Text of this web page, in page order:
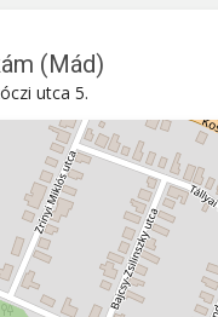
(Mád)
utca 5.
(Mád)
5. , 3909
Mád